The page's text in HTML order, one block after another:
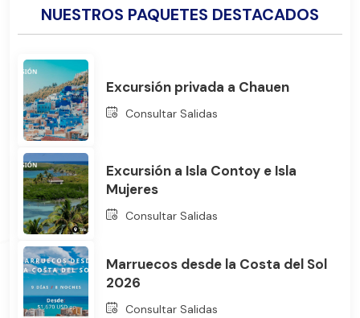
NUESTROS PAQUETES DESTACADOS
Excursión privada a Chauen
Consultar Salidas
Excursión a Isla Contoy e Isla
Mujeres
Consultar Salidas
Marruecos desde la Costa del Sol
2026
Consultar Salidas